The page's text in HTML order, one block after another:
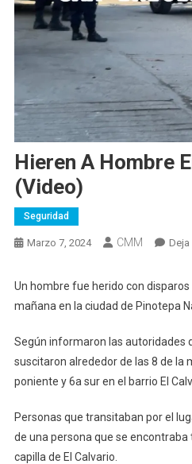
Hieren A Hombre
(video)
Seguridad
Marzo 7, 2024 CMM Deja
Un hombre fue herido con
mañana en la ciudad de Pinotepa
Según informaron las autoridades
suscitaron alrededor de las 8 de la
poniente y 6a sur en el barrio El
Personas que transitaban por el
de una persona que se
capilla de El Calvario.